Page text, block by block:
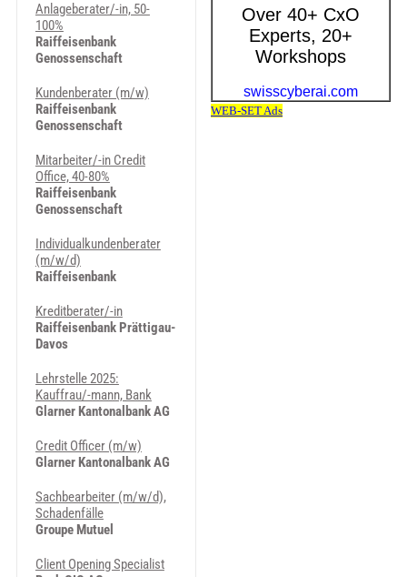
Anlageberater/-in, 50-
100%
Raiffeisenbank
Genossenschaft
Kundenberater (m/w)
Raiffeisenbank
Genossenschaft
Mitarbeiter/-in Credit
Office, 40-80%
Raiffeisenbank
Genossenschaft
Individualkundenberater
(m/w/d)
Raiffeisenbank
Kreditberater/-in
Raiffeisenbank Prättigau-
Davos
Lehrstelle 2025:
Kauffrau/-mann, Bank
Glarner Kantonalbank AG
Credit Officer (m/w)
Glarner Kantonalbank AG
Sachbearbeiter (m/w/d),
Schadenfälle
Groupe Mutuel
Client Opening Specialist